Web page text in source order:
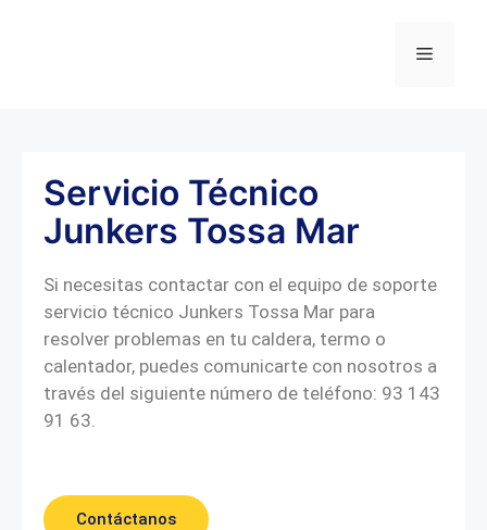
Servicio Técnico
Junkers Tossa Mar
Si necesitas contactar con el equipo de soporte
servicio técnico Junkers Tossa Mar para
resolver problemas en tu caldera, termo o
calentador, puedes comunicarte con nosotros a
través del siguiente número de teléfono: 93 143
91 63.
Contáctanos